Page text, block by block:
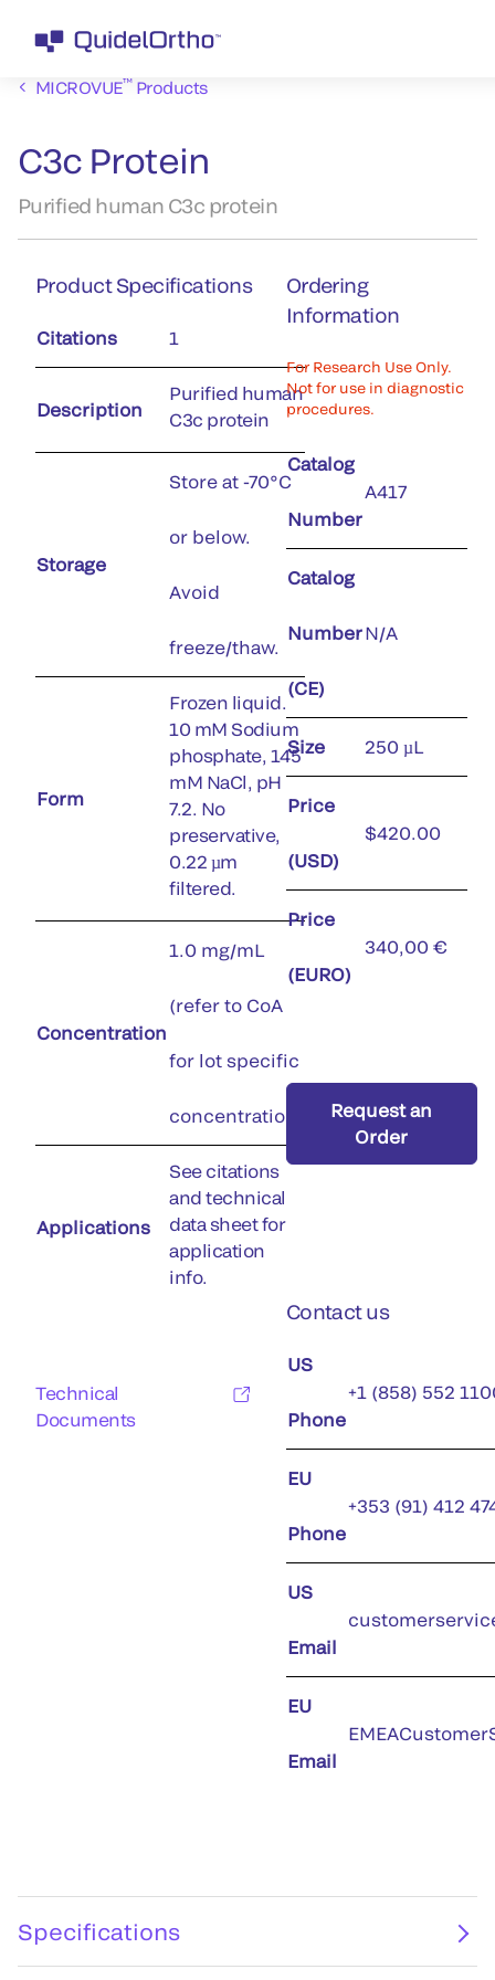
MICROVUE™Products
C3c Protein
Purified human C3c protein
Product Specifications
Citations 1
Description
Purified human
C3c protein
Storage
Store at -70°C
or below.
Avoid
freeze/thaw.
Form
Frozen liquid.
10 mM Sodium
phosphate, 145
mM NaCl, pH
7.2. No
preservative,
0.22 µm
filtered.
Concentration
1.0 mg/mL
(refer to CoA
for lot specific
concentration)
Applications
See citations
and technical
data sheet for
application
info.
Technical
Documents
Ordering
Information
For Research Use Only.
Not for use in diagnostic
procedures.
Catalog
Number
A417
Catalog
Number
(CE)
N/A
Size 250 µL
Price
(USD)
$420.00
Price
(EURO)
340,00 €
Request an
Order
Contact us
US
Phone
+1 (858) 552
EU
Phone
+353 (91) 412
US
Email
EU
Email
Specifications